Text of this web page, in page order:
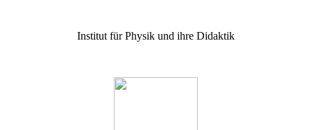
Institut für Physik und ihre Didaktik